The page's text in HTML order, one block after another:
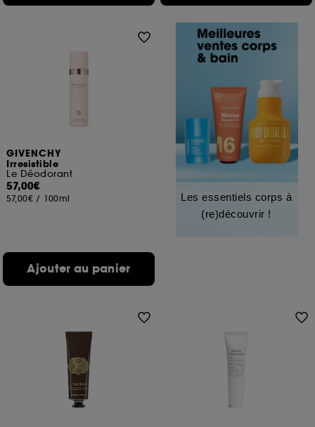
GIVENCHY
Irresistible
Le Déodorant
57,00€
57,00€ / 100ml
Ajouter au panier
Les essentiels corps à
(re)découvrir !